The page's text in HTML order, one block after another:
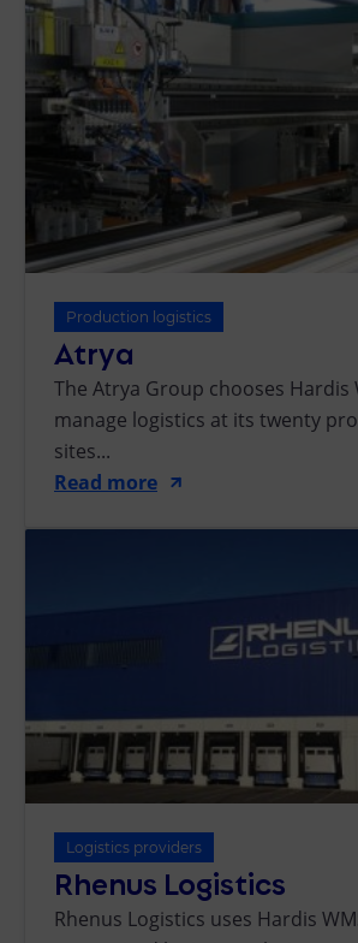
Production logistics
Atrya
The Atrya Group chooses Hardis
manage logistics at its twenty
sites...
Read more
Logistics providers
Rhenus Logistics
Rhenus Logistics uses Hardis